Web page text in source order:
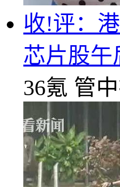
收!评：
芯片股午
36氪 管